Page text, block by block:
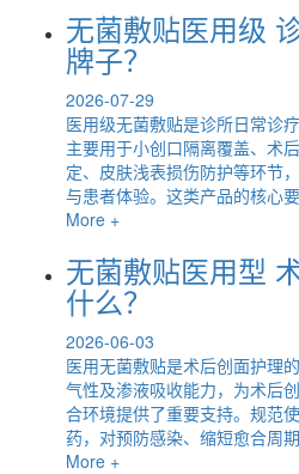
无菌敷贴医用级
牌子？
2026-07-29
医用级无菌敷贴是诊所日常诊
主要用于小创口隔离覆盖、术
定、皮肤浅表损伤防护等环节
与患者体验。这类产品的核心
More +
无菌敷贴医用型
什么？
2026-06-03
医用无菌敷贴是术后创面护理
气性及渗液吸收能力，为术后
合环境提供了重要支持。规范
药，对预防感染、缩短愈合周
More +